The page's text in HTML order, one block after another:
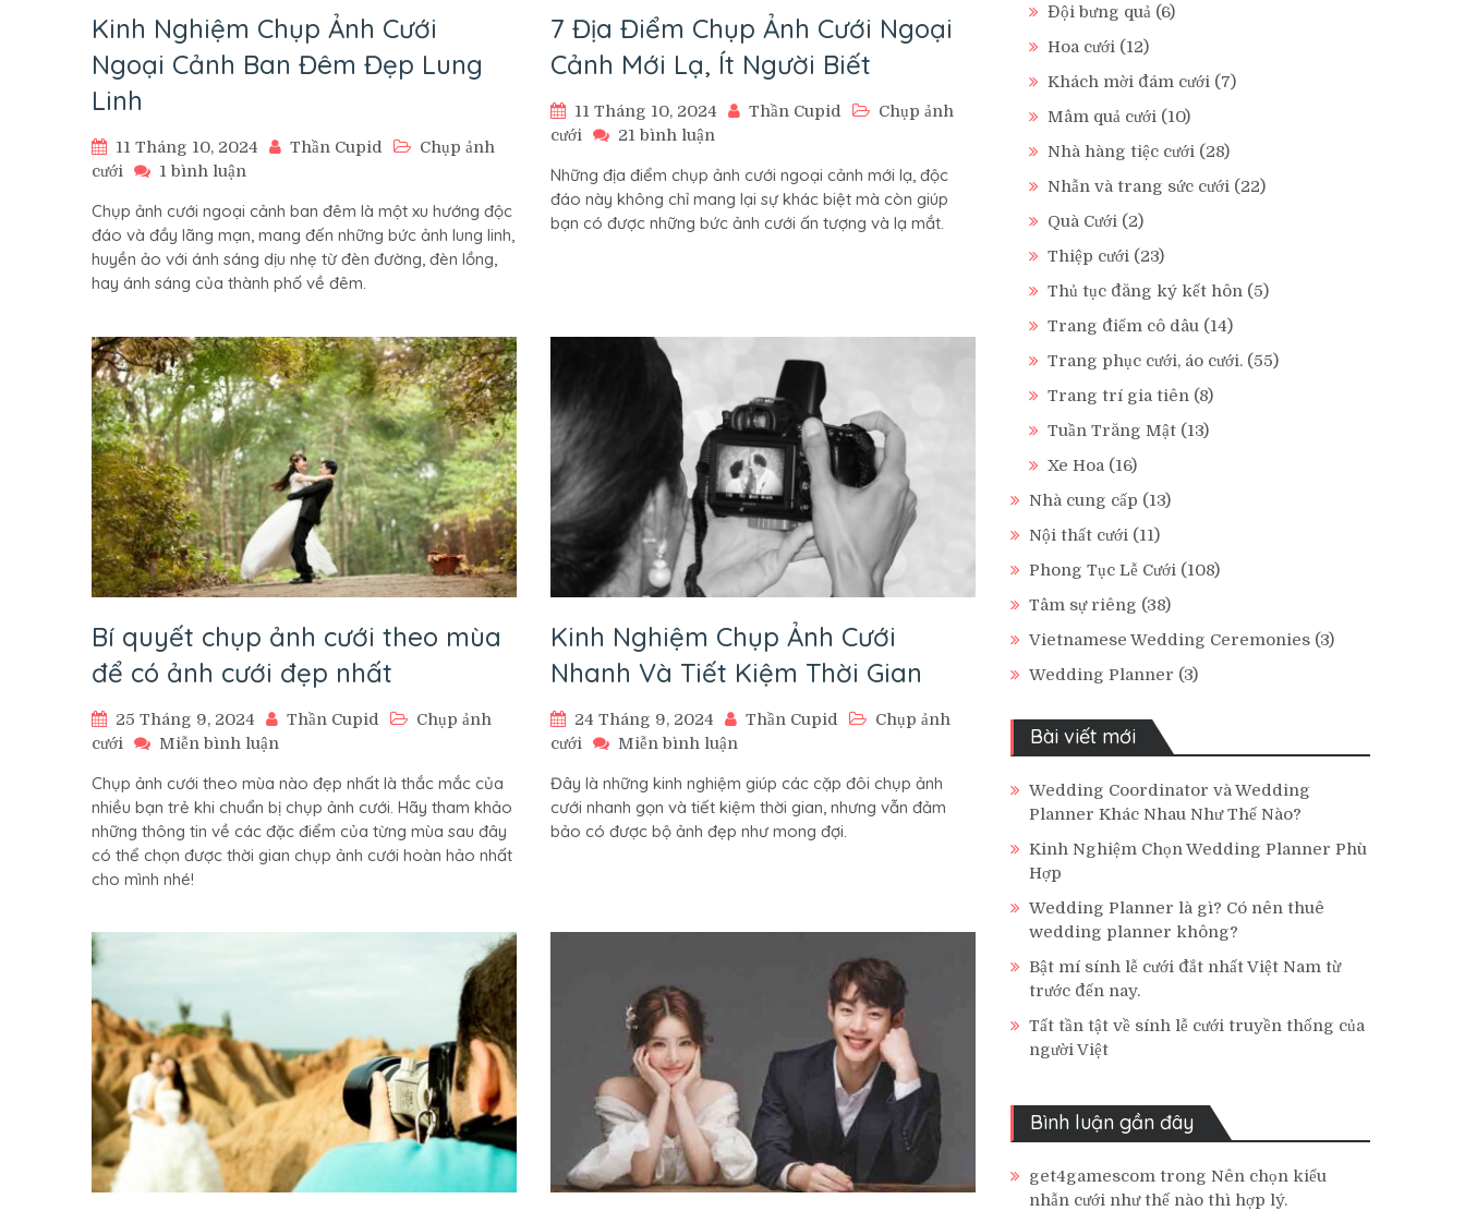
Kinh Nghiệm Chụp Ảnh Cưới
Ngoại Cảnh Ban Đêm Đẹp Lung
Linh
11 Tháng 10, 2024 Thần Cupid
Chụp ảnh
cưới
1 bình luận
Nghiệm
Chụp
Ảnh
Cưới
Ban
Đêm
Đẹp
Lung
Linh
Chụp ảnh cưới ngoại cảnh ban đêm là một xu hướng độc
đáo và đầy lãng mạn, mang đến những bức ảnh lung linh,
huyền ảo với ánh sáng dịu nhẹ từ đèn đường, đèn lồng,
hay ánh sáng của thành phố về đêm.
7 Địa Điểm Chụp Ảnh Cưới Ngoại
Cảnh Mới Lạ, Ít Người Biết
11 Tháng 10, 2024 Thần Cupid
Chụp ảnh
cưới
21 bình luận
Địa
Điểm
Chụp
Mới
Người
Biết
Những địa điểm chụp ảnh cưới ngoại cảnh mới lạ, độc
đáo này không chỉ mang lại sự khác biệt mà còn giúp
bạn có được những bức ảnh cưới ấn tượng và lạ mắt.
Bí quyết chụp ảnh cưới theo mùa
để có ảnh cưới đẹp nhất
25 Tháng 9, 2024 Thần Cupid
Chụp ảnh
cưới
Miễn bình luận
quyết
chụp
ảnh
cưới
Chụp ảnh cưới theo mùa nào đẹp nhất là thắc mắc của
nhiều bạn trẻ khi chuẩn bị chụp ảnh cưới. Hãy tham khảo
những thông tin về các đặc điểm của từng mùa sau đây
có thể chọn được thời gian chụp ảnh cưới hoàn hảo nhất
cho mình nhé!
Kinh Nghiệm Chụp Ảnh Cưới
Nhanh Và Tiết Kiệm Thời Gian
24 Tháng 9, 2024 Thần Cupid
Chụp ảnh
cưới
Miễn bình luận
Nghiệm
Chụp
Ảnh
Đây là những kinh nghiệm giúp các cặp đôi chụp ảnh
cưới nhanh gọn và tiết kiệm thời gian, nhưng vẫn đảm
bảo có được bộ ảnh đẹp như mong đợi.
Đội bưng quả (6)
Hoa cưới (12)
Khách mời đám cưới (7)
Mâm quả cưới (10)
Nhà hàng tiệc cưới (28)
Nhẫn và trang sức cưới (22)
Quà Cưới (2)
Thiệp cưới (23)
Thủ tục đăng ký kết hôn (5)
Trang điểm cô dâu (14)
Trang phục cưới, áo cưới. (55)
Trang trí gia tiên (8)
Tuần Trăng Mật (13)
Xe Hoa (16)
Nhà cung cấp (13)
Nội thất cưới (11)
Phong Tục Lễ Cưới (108)
Tâm sự riêng (38)
Vietnamese Wedding Ceremonies (3)
Wedding Planner (3)
Bài viết mới
Wedding Coordinator và Wedding
Planner Khác Nhau Như Thế Nào?
Kinh Nghiệm Chọn Wedding Planner Phù
Hợp
Wedding Planner là gì? Có nên thuê
wedding planner không?
Bật mí sính lễ cưới đắt nhất Việt Nam từ
trước đến nay.
Tất tần tật về sính lễ cưới truyền thống của
người Việt
Bình luận gần đây
get4gamescom trong Nên chọn kiểu
nhẫn cưới như thế nào thì hợp lý.